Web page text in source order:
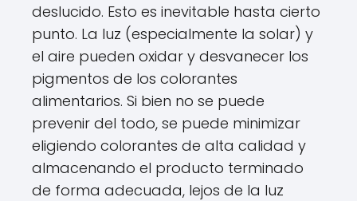
deslucido. Esto es inevitable hasta cierto
punto. La luz (especialmente la solar) y
el aire pueden oxidar y desvanecer los
pigmentos de los colorantes
alimentarios. Si bien no se puede
prevenir del todo, se puede minimizar
eligiendo colorantes de alta calidad y
almacenando el producto terminado
de forma adecuada, lejos de la luz